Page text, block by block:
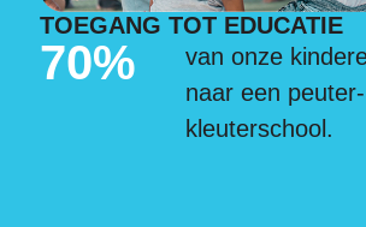
TOEGANG TOT EDUCATIE
70%
van onze
naar een
kleuterschool.